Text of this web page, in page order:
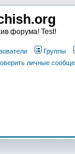
форума! Test!
Группы
личные